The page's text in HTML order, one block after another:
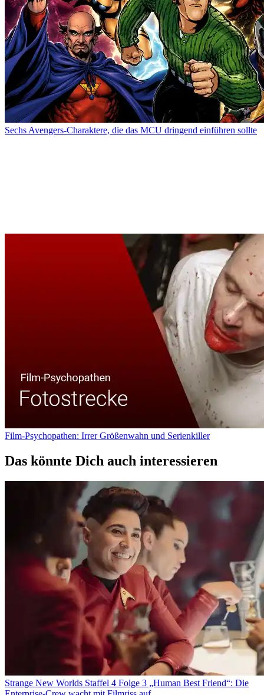
Sechs Avengers-Charaktere, die das MCU dringend einführen sollte
Film-Psychopathen: Irrer Größenwahn und Serienkiller
Das könnte Dich auch interessieren
Strange New Worlds Staffel 4 Folge 3 „Human Best Friend“: Die